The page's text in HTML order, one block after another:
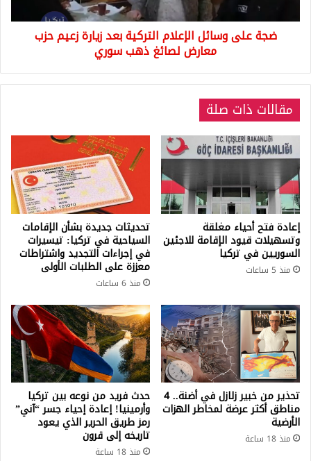
حزب
معارض
سوري
ضجة على وسائل الإعلام التركية بعد زيارة زعيم حزب
معارض لصائغ ذهب سوري
مقالات ذات صلة
إعادة فتح أحياء مغلقة
وتسهيلات قيود الإقامة للاجئين
السوريين في تركيا
منذ 5 ساعات
تحديثات جديدة بشأن الإقامات
السياحية في تركيا: تيسيرات
في إجراءات التجديد واشتراطات
معززة على الطلبات الأولى
منذ 6 ساعات
تحذير من خبير زلازل في أضنة.. 4
مناطق أكثر عرضة لمخاطر الهزات
الأرضية
منذ 18 ساعة
حدث فريد من نوعه بين تركيا
وأرمينيا! إعادة إحياء جسر “آني”
رمز طريق الحرير الذي يعود
تاريخه إلى قرون
منذ 18 ساعة